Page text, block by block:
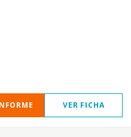
VER FICHA